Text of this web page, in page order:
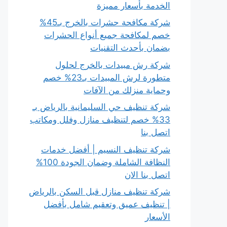
الخدمة بأسعار مميزة
شركة مكافحة حشرات بالخرج بـ45%
خصم لمكافحة جميع أنواع الحشرات
بضمان بأحدث التقنيات
شركة رش مبيدات بالخرج لحلول
متطورة لرش المبيدات بـ23% خصم
وحماية منزلك من الآفات
شركة تنظيف حي السليمانية بالرياض بـ
33% خصم لتنظيف منازل وفلل ومكاتب
اتصل بنا
شركة تنظيف النسيم | أفضل خدمات
النظافة الشاملة وضمان الجودة 100%
اتصل بنا الان
شركة تنظيف منازل قبل السكن بالرياض
| تنظيف عميق وتعقيم شامل بأفضل
الأسعار